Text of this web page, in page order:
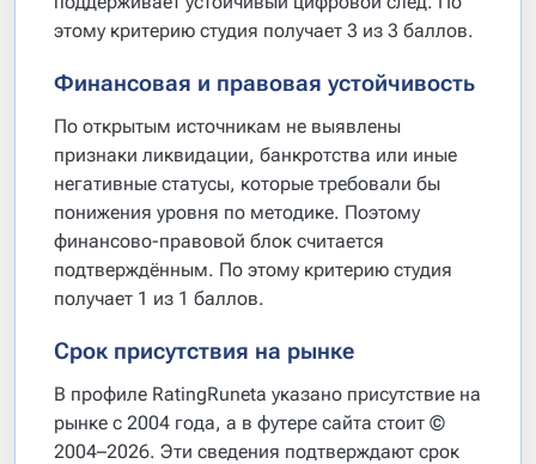
этому критерию студия получает 3 из 3 баллов.
Финансовая и правовая устойчивость
По открытым источникам не выявлены
признаки ликвидации, банкротства или иные
негативные статусы, которые требовали бы
понижения уровня по методике. Поэтому
финансово-правовой блок считается
подтверждённым. По этому критерию студия
получает 1 из 1 баллов.
Срок присутствия на рынке
В профиле RatingRuneta указано присутствие на
рынке с 2004 года, а в футере сайта стоит ©
2004–2026. Эти сведения подтверждают срок